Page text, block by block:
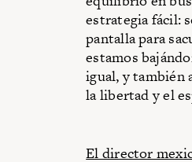
estrategia fácil:
pantalla para
estamos
igual, y también
la libertad y el
El director